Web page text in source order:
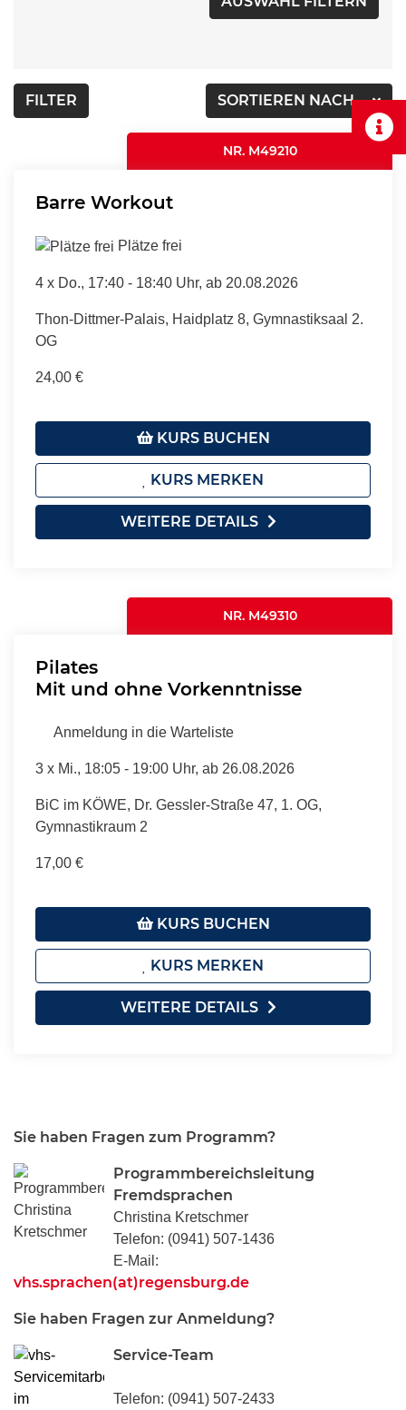
SORTIEREN NACH...
FILTER
NR. M49210
Barre Workout
Plätze frei
4 x Do., 17:40 - 18:40 Uhr, ab 20.08.2026
Thon-Dittmer-Palais, Haidplatz 8, Gymnastiksaal 2.
OG
24,00 €
KURS BUCHEN
KURS MERKEN
WEITERE DETAILS
NR. M49310
Pilates
Mit und ohne Vorkenntnisse
Anmeldung in die Warteliste
3 x Mi., 18:05 - 19:00 Uhr, ab 26.08.2026
BiC im KÖWE, Dr. Gessler-Straße 47, 1. OG,
Gymnastikraum 2
17,00 €
KURS BUCHEN
KURS MERKEN
WEITERE DETAILS
Sie haben Fragen zum Programm?
Programmbereichsleitung
Fremdsprachen
Christina Kretschmer
Telefon: (0941) 507-1436
E-Mail:
vhs.sprachen(at)regensburg.de
Sie haben Fragen zur Anmeldung?
Service-Team
Telefon: (0941) 507-2433